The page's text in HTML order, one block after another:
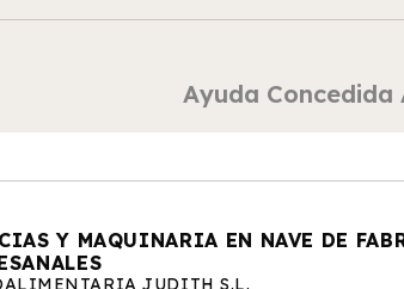
Ayuda
Y MAQUINARIA EN NAVE DE
JUDITH S.L.